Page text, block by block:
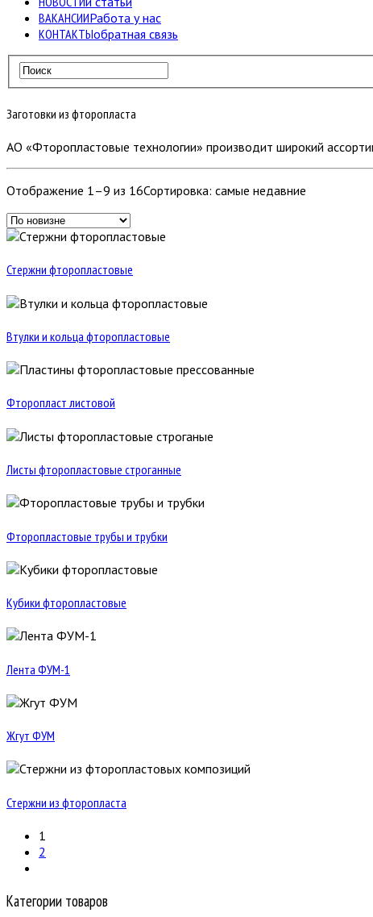
ВАКАНСИИРабота у нас
КОНТАКТЫобратная связь
Заготовки из фторопласта
АО «Фторопластовые технологии» производит широкий
Отображение 1–9 из 16Сортировка: самые недавние
Стержни фторопластовые
Втулки и кольца фторопластовые
Фторопласт листовой
Листы фторопластовые строганные
Фторопластовые трубы и трубки
Кубики фторопластовые
Лента ФУМ-1
Жгут ФУМ
Стержни из фторопласта
1
2
Категории товаров